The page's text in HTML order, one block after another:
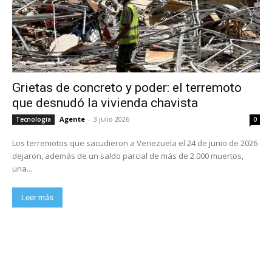
Grietas de concreto y poder: el terremoto
que desnudó la vivienda chavista
Tecnología Agente - 3 julio 2026 0
Los terremotos que sacudieron a Venezuela el 24 de junio de 2026
dejaron, además de un saldo parcial de más de 2.000 muertos,
una...
Leer más